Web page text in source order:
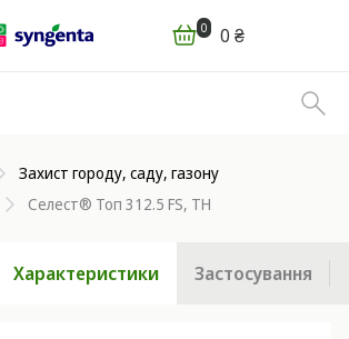
0 0 ₴
Захист городу, саду, газону
Селест® Топ 312.5 FS, ТН
Характеристики Застосування